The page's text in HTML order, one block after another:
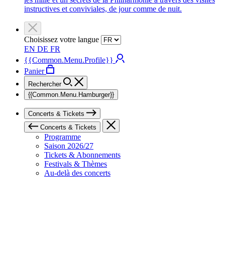
instructives et conviviales, de jour comme de nuit.
Choisissez votre langue
EN DE FR
{{Common.Menu.Profile}}
Panier
Rechercher
{{Common.Menu.Hamburger}}
Concerts & Tickets
Concerts & Tickets
Programme
Saison 2026/27
Tickets & Abonnements
Festivals & Thèmes
Au-delà des concerts